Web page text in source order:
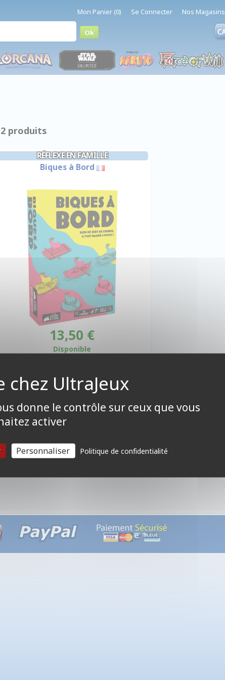
Mon Panier (0) Se Connecter Nos Magasins
2 produits
RÉFLEXE EN FAMILLE
Biques à Bord
13,50 €
Disponible
donne le contrôle sur ceux que vous
activer
Personnaliser Politique de confidentialité